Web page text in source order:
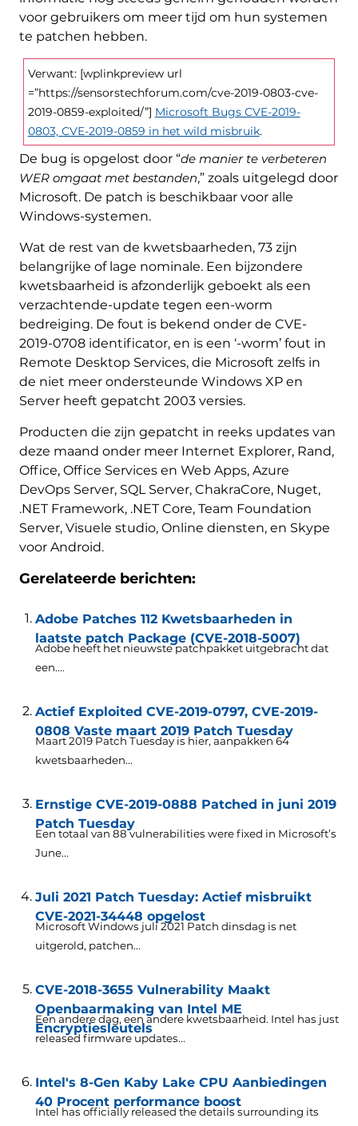
voor gebruikers om meer tijd om hun systemen
te patchen hebben.
Verwant: [wplinkpreview url
=”https://sensorstechforum.com/cve-2019-0803-cve-
2019-0859-exploited/”] Microsoft Bugs CVE-2019-
0803, CVE-2019-0859 in het wild misbruik.
De bug is opgelost door “de manier te verbeteren
WER omgaat met bestanden,” zoals uitgelegd door
Microsoft. De patch is beschikbaar voor alle
Windows-systemen.
Wat de rest van de kwetsbaarheden, 73 zijn
belangrijke of lage nominale. Een bijzondere
kwetsbaarheid is afzonderlijk geboekt als een
verzachtende-update tegen een-worm
bedreiging. De fout is bekend onder de CVE-
2019-0708 identificator, en is een ‘-worm’ fout in
Remote Desktop Services, die Microsoft zelfs in
de niet meer ondersteunde Windows XP en
Server heeft gepatcht 2003 versies.
Producten die zijn gepatcht in reeks updates van
deze maand onder meer Internet Explorer, Rand,
Office, Office Services en Web Apps, Azure
DevOps Server, SQL Server, ChakraCore, Nuget,
.NET Framework, .NET Core, Team Foundation
Server, Visuele studio, Online diensten, en Skype
voor Android.
Gerelateerde berichten:
Adobe Patches 112 Kwetsbaarheden in
laatste patch Package (CVE-2018-5007)
Adobe heeft het nieuwste patchpakket uitgebracht dat
een....
Actief Exploited CVE-2019-0797, CVE-2019-
0808 Vaste maart 2019 Patch Tuesday
Maart 2019 Patch Tuesday is hier, aanpakken 64
kwetsbaarheden...
Ernstige CVE-2019-0888 Patched in juni 2019
Patch Tuesday
Een totaal van 88vulnerabilities were fixed in Microsoft’s
June...
Juli 2021 Patch Tuesday: Actief misbruikt
CVE-2021-34448 opgelost
Microsoft Windows juli 2021 Patch dinsdag is net
uitgerold, patchen...
CVE-2018-3655 Vulnerability Maakt
Openbaarmaking van Intel ME
Encryptiesleutels
Een andere dag, een andere kwetsbaarheid. Intel has just
released firmware updates...
Intel's 8-Gen Kaby Lake CPU Aanbiedingen
40 Procent performance boost
Intel has officially released the details surrounding its